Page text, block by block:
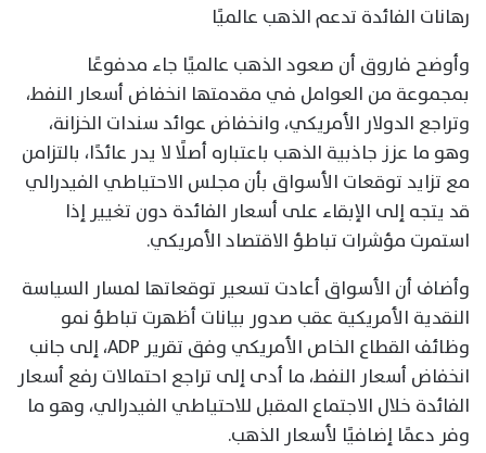
رهانات الفائدة تدعم الذهب عالميًا
وأوضح فاروق أن صعود الذهب عالميًا جاء مدفوعًا
بمجموعة من العوامل في مقدمتها انخفاض أسعار النفط،
وتراجع الدولار الأمريكي، وانخفاض عوائد سندات الخزانة،
وهو ما عزز جاذبية الذهب باعتباره أصلًا لا يدر عائدًا، بالتزامن
مع تزايد توقعات الأسواق بأن مجلس الاحتياطي الفيدرالي
قد يتجه إلى الإبقاء على أسعار الفائدة دون تغيير إذا
استمرت مؤشرات تباطؤ الاقتصاد الأمريكي.
وأضاف أن الأسواق أعادت تسعير توقعاتها لمسار السياسة
النقدية الأمريكية عقب صدور بيانات أظهرت تباطؤ نمو
وظائف القطاع الخاص الأمريكي وفق تقرير ADP، إلى جانب
انخفاض أسعار النفط، ما أدى إلى تراجع احتمالات رفع أسعار
الفائدة خلال الاجتماع المقبل للاحتياطي الفيدرالي، وهو ما
وفر دعمًا إضافيًا لأسعار الذهب.